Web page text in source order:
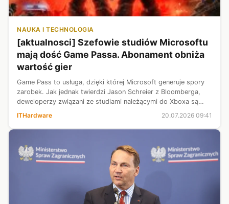
NAUKA I TECHNOLOGIA
[aktualnosci] Szefowie studiów Microsoftu
mają dość Game Passa. Abonament obniża
wartość gier
Game Pass to usługa, dzięki której Microsoft generuje spory
zarobek. Jak jednak twierdzi Jason Schreier z Bloomberga,
deweloperzy związani ze studiami należącymi do Xboxa są
ITHardware 20.07.2026 09:41